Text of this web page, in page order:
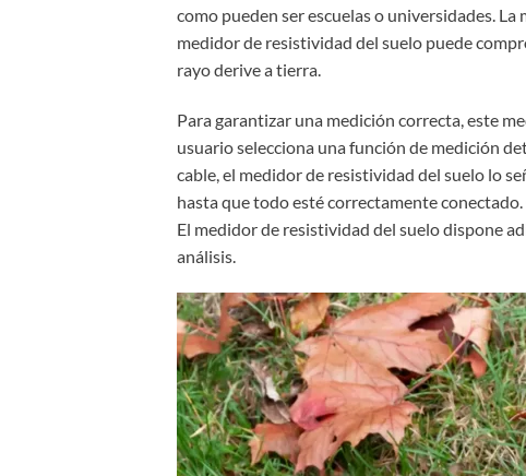
como pueden ser escuelas o universidades.
medidor de resistividad del suelo puede
rayo derive a tierra.
Para garantizar una medición correcta, este
usuario selecciona una función de medición
cable, el medidor de resistividad del suelo lo
hasta que todo esté correctamente
El medidor de resistividad del suelo dispone
análisis.